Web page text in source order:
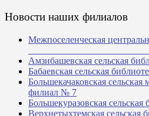
Новости наших филиалов
Межпоселенческая
Амзибашевская сельская
Бабаевская сельская
Большекачаковская сельская
филиал № 7
Большекуразовская
Верхнетыхтемская сельская